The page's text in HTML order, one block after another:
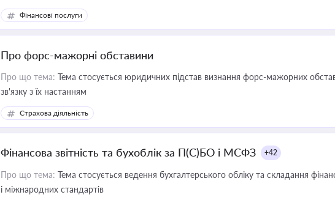
Фінансові послуги
Про форс-мажорні обставини
Про що тема: Тема стосується юридичних підстав визнання форс-мажорних
зв'язку з їх настанням
Страхова діяльність
Фінансова звітність та бухоблік за П(С)БО і МСФЗ +42
Про що тема: Тема стосується ведення бухгалтерського обліку та складання
і міжнародних стандартів